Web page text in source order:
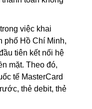
việc khai
phố Hồ Chí Minh,
tiên kết nối hệ
mặt. Theo đó,
tế MasterCard
thẻ debit, thẻ